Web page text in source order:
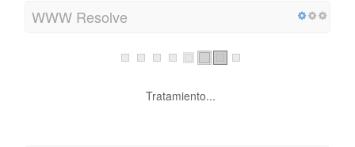
WWW Resolve
Tratamiento...